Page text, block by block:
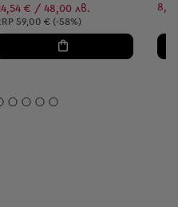
€ / 48,00 лв.
цена:
59,00 € (-58%)